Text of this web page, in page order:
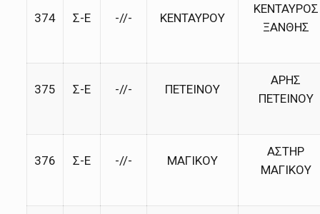
374 Σ-Ε -//- ΚΕΝΤΑΥΡΟΥ
ΚΕΝΤΑΥΡΟΣ
ΞΑΝΘΗΣ
375 Σ-Ε -//- ΠΕΤΕΙΝΟΥ
ΑΡΗΣ
ΠΕΤΕΙΝΟΥ
376 Σ-Ε -//- ΜΑΓΙΚΟΥ
ΑΣΤΗΡ
ΜΑΓΙΚΟΥ